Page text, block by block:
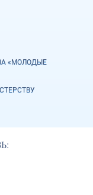
«МОЛОДЫЕ